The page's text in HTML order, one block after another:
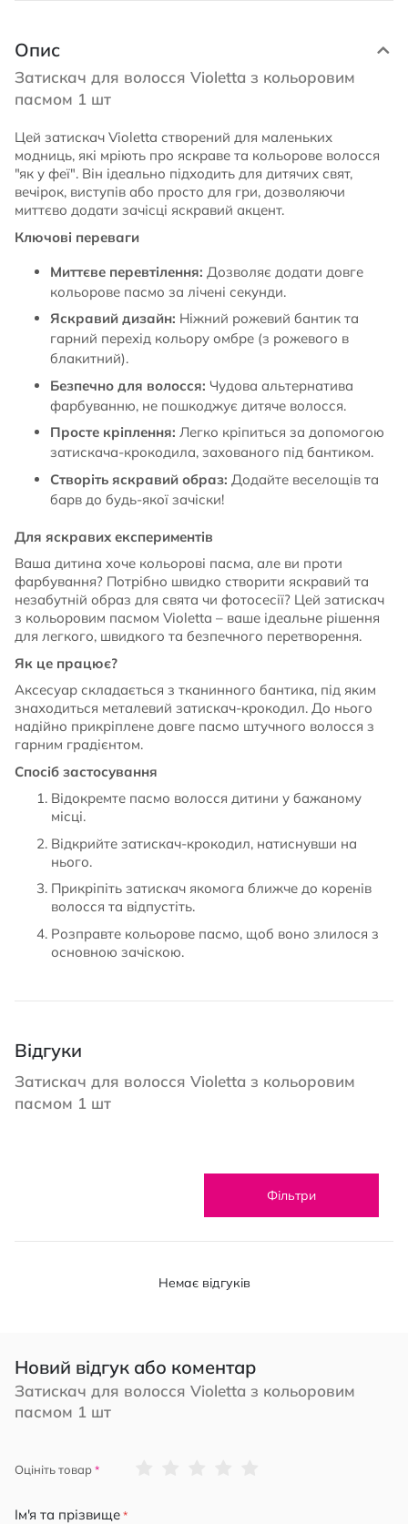
Опис
Затискач для волосся Violetta з кольоровим
пасмом 1 шт
Цей затискач Violetta створений для маленьких
модниць, які мріють про яскраве та кольорове волосся
"як у феї". Він ідеально підходить для дитячих свят,
вечірок, виступів або просто для гри, дозволяючи
миттєво додати зачісці яскравий акцент.
Ключові переваги
Миттєве перевтілення: Дозволяє додати довге
кольорове пасмо за лічені секунди.
Яскравий дизайн: Ніжний рожевий бантик та
гарний перехід кольору омбре (з рожевого в
блакитний).
Безпечно для волосся: Чудова альтернатива
фарбуванню, не пошкоджує дитяче волосся.
Просте кріплення: Легко кріпиться за допомогою
затискача-крокодила, захованого під бантиком.
Створіть яскравий образ: Додайте веселощів та
барв до будь-якої зачіски!
Для яскравих експериментів
Ваша дитина хоче кольорові пасма, але ви проти
фарбування? Потрібно швидко створити яскравий та
незабутній образ для свята чи фотосесії? Цей затискач
з кольоровим пасмом Violetta – ваше ідеальне рішення
для легкого, швидкого та безпечного перетворення.
Як це працює?
Аксесуар складається з тканинного бантика, під яким
знаходиться металевий затискач-крокодил. До нього
надійно прикріплене довге пасмо штучного волосся з
гарним градієнтом.
Спосіб застосування
Відокремте пасмо волосся дитини у бажаному
місці.
Відкрийте затискач-крокодил, натиснувши на
нього.
Прикріпіть затискач якомога ближче до коренів
волосся та відпустіть.
Розправте кольорове пасмо, щоб воно злилося з
основною зачіскою.
Відгуки
Затискач для волосся Violetta з кольоровим
пасмом 1 шт
Фільтри
Немає відгуків
Новий відгук або коментар
Затискач для волосся Violetta з кольоровим
пасмом 1 шт
Оцініть товар
Ім'я та прізвище